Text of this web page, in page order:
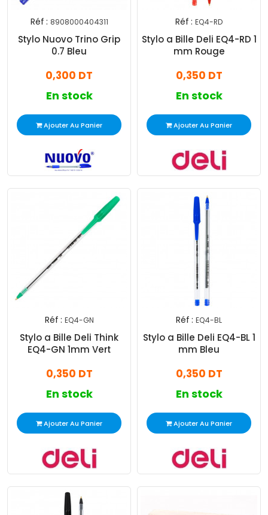
Réf : 8908000404311
Stylo Nuovo Trino Grip
0.7 Bleu
0,300 DT
En stock
Ajouter Au Panier
Réf : EQ4-RD
Stylo a Bille Deli EQ4-RD 1
mm Rouge
0,350 DT
En stock
Ajouter Au Panier
Réf : EQ4-GN
Stylo a Bille Deli Think
EQ4-GN 1mm Vert
0,350 DT
En stock
Ajouter Au Panier
Réf : EQ4-BL
Stylo a Bille Deli EQ4-BL 1
mm Bleu
0,350 DT
En stock
Ajouter Au Panier